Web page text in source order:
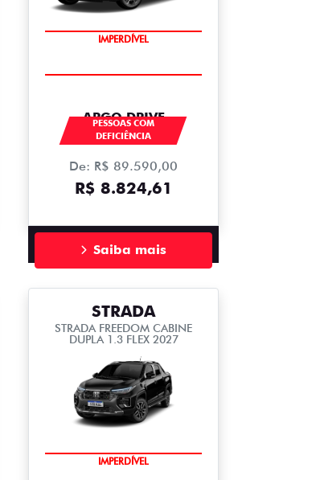
IMPERDÍVEL
ARGO DRIVE
PESSOAS COM
DEFICIÊNCIA
De: R$ 89.590,00
R$ 8.824,61
Saiba mais
STRADA
STRADA FREEDOM CABINE
DUPLA 1.3 FLEX 2027
IMPERDÍVEL